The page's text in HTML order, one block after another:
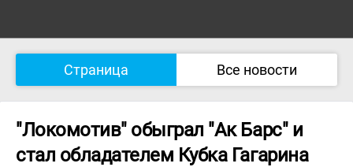
Страница Все новости
"Локомотив" обыграл "Ак Барс" и
стал обладателем Кубка Гагарина